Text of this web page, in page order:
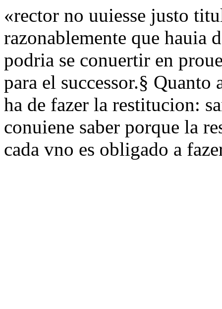
«rector no uuiesse justo
razonablemente que hauia
podria se conuertir en
para el successor.§ Quanto
ha de fazer la restitucion:
conuiene saber porque la
cada vno es obligado a